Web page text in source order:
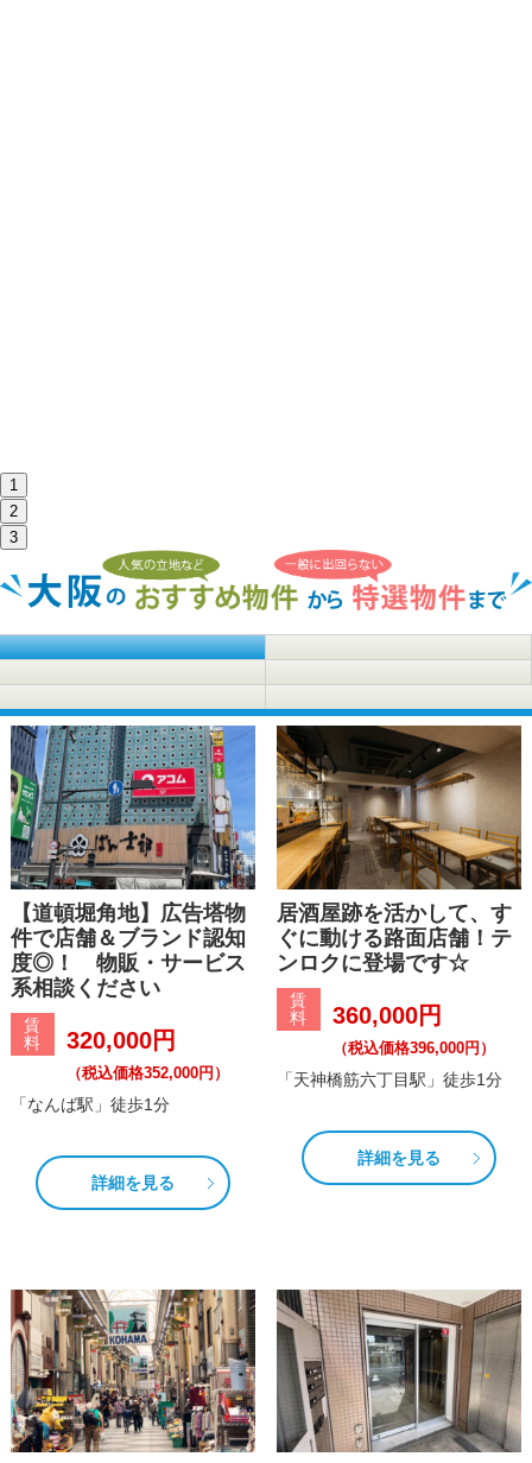
1
2
3
【道頓堀角地】広告塔物
件で店舗＆ブランド認知
度◎！ 物販・サービス
系相談ください
賃
料
320,000円
（税込価格352,000円）
「なんば駅」徒歩1分
詳細を見る
居酒屋跡を活かして、す
ぐに動ける路面店舗！テ
ンロクに登場です☆
賃
料
360,000円
（税込価格396,000円）
「天神橋筋六丁目駅」徒歩1分
詳細を見る